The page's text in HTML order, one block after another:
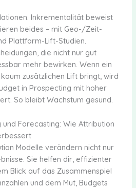
Inkrementalität beweist
beides – mit Geo-/Zeit-
Plattform-Lift-Studien.
die nicht nur gut
mehr bewirken. Wenn ein
zusätzlichen Lift bringt, wird
in Prospecting mit hoher
So bleibt Wachstum gesund.
und Forecasting: Wie Attribution
Modelle verändern nicht nur
Sie helfen dir, effizienter
Blick auf das Zusammenspiel
und dem Mut, Budgets